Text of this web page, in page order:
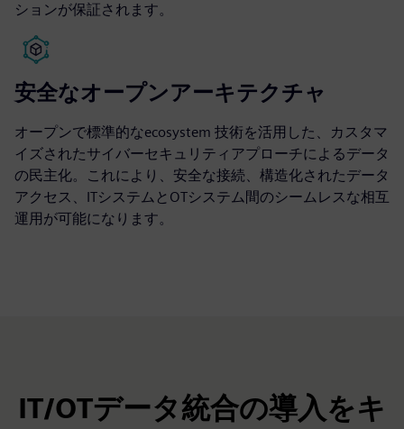
ションが保証されます。
安全なオープンアーキテクチャ
オープンで標準的なecosystem 技術を活用した、カスタマ
イズされたサイバーセキュリティアプローチによるデータ
の民主化。これにより、安全な接続、構造化されたデータ
アクセス、ITシステムとOTシステム間のシームレスな相互
運用が可能になります。
IT/OTデータ統合の導入をキ